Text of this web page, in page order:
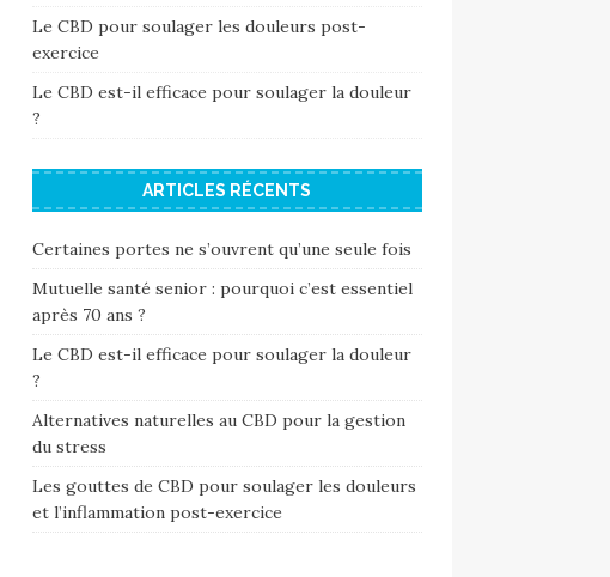
Le CBD pour soulager les douleurs post-
exercice
Le CBD est-il efficace pour soulager la douleur
?
ARTICLES RÉCENTS
Certaines portes ne s’ouvrent qu’une seule fois
Mutuelle santé senior : pourquoi c’est essentiel
après 70 ans ?
Le CBD est-il efficace pour soulager la douleur
?
Alternatives naturelles au CBD pour la gestion
du stress
Les gouttes de CBD pour soulager les douleurs
et l’inflammation post-exercice